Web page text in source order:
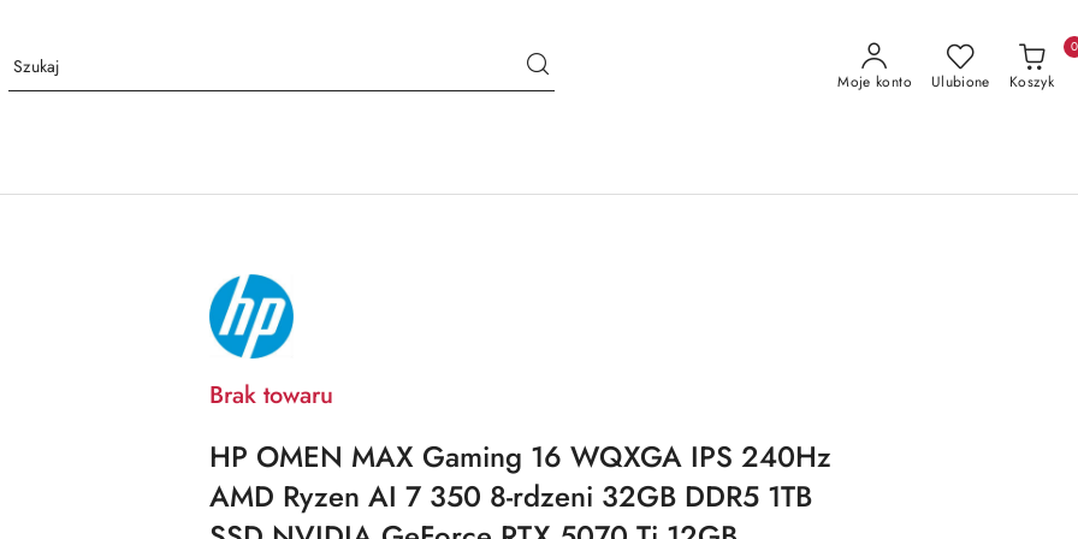
Moje konto Ulubione Koszyk
0
NAZWA
PRODUCENTA:
HP
Brak towaru
HP OMEN MAX Gaming 16 WQXGA IPS 240Hz
AMD Ryzen AI 7 350 8-rdzeni 32GB DDR5 1TB